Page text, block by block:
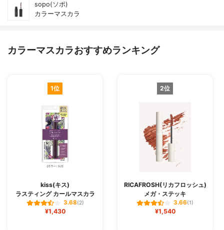
sopo(ソポ)
カラーマスカラ
カラーマスカラおすすめランキング
1位
kiss(キス)
ラスティング カールマスカラ
3.68(2)
¥1,430
2位
RICAFROSH(リカフロッシュ)
メガ・ステッキ
3.66(1)
¥1,540